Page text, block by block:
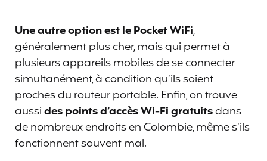
Une autre option est le Pocket WiFi,
généralement plus cher, mais qui permet à
plusieurs appareils mobiles de se connecter
simultanément, à condition qu’ils soient
proches du routeur portable. Enfin, on trouve
aussides points d’accès Wi-Fi gratuitsdans
de nombreux endroits en Colombie, même s’ils
fonctionnent souvent mal.